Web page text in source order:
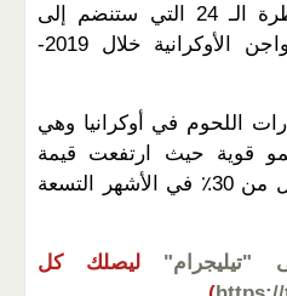
من الدول الجديدة المنتظرة الـ 24 التي ستنضم إلى
قائمة وجهات تصدير الدواجن الأوكرانية خلال 2019-
اللحوم في أوكرانيا وهي
قوية حيث ارتفعت قيمة
الصادرات بنسبة أقل بقليل من 30٪ في الأشهر التسعة
"تيليجرام"
ليصلك كل